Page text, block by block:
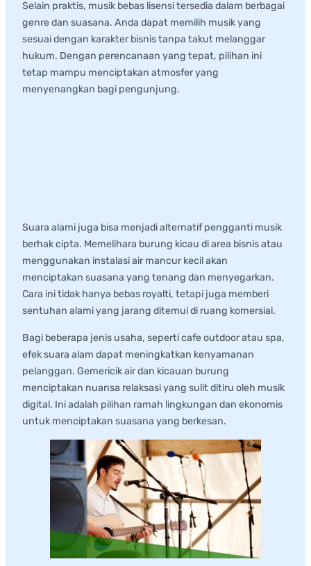
Selain praktis, musik bebas lisensi tersedia dalam berbagai
genre dan suasana. Anda dapat memilih musik yang
sesuai dengan karakter bisnis tanpa takut melanggar
hukum. Dengan perencanaan yang tepat, pilihan ini
tetap mampu menciptakan atmosfer yang
menyenangkan bagi pengunjung.
Suara alami juga bisa menjadi alternatif pengganti musik
berhak cipta. Memelihara burung kicau di area bisnis atau
menggunakan instalasi air mancur kecil akan
menciptakan suasana yang tenang dan menyegarkan.
Cara ini tidak hanya bebas royalti, tetapi juga memberi
sentuhan alami yang jarang ditemui di ruang komersial.
Bagi beberapa jenis usaha, seperti cafe outdoor atau spa,
efek suara alam dapat meningkatkan kenyamanan
pelanggan. Gemericik air dan kicauan burung
menciptakan nuansa relaksasi yang sulit ditiru oleh musik
digital. Ini adalah pilihan ramah lingkungan dan ekonomis
untuk menciptakan suasana yang berkesan.